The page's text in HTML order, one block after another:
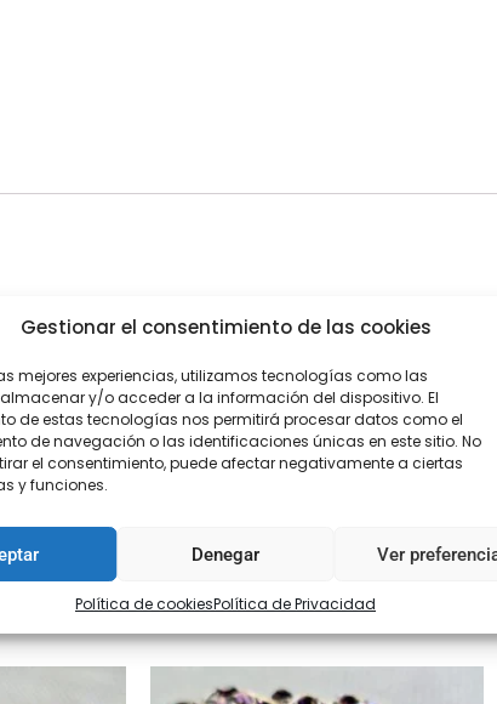
Gestionar el consentimiento de las cookies
mejores experiencias, utilizamos tecnologías como las
y/o acceder a la información del dispositivo. El
de estas tecnologías nos permitirá procesar datos como el
de navegación o las identificaciones únicas en este sitio. No
el consentimiento, puede afectar negativamente a ciertas
y funciones.
Denegar Ver
Política de cookiesPolítica de Privacidad